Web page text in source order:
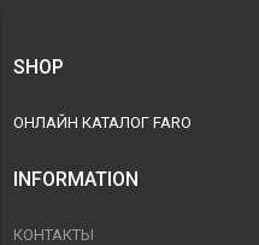
SHOP
ОНЛАЙН КАТАЛОГ FARO
INFORMATION
КОНТАКТЫ